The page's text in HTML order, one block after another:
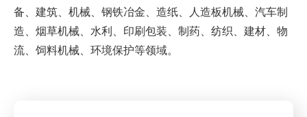
备、建筑、机械、钢铁冶金、造纸、人造板机械、汽车制
造、烟草机械、水利、印刷包装、制药、纺织、建材、物
流、饲料机械、环境保护等领域。